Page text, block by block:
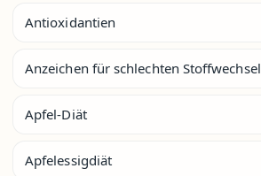
Antioxidantien
Anzeichen für schlechten Stoffwechsel
Apfel-Diät
Apfelessigdiät